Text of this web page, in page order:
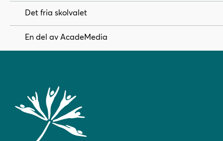
Det fria skolvalet
En del av AcadeMedia